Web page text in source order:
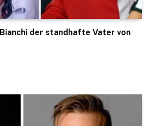
der standhafte Vater von